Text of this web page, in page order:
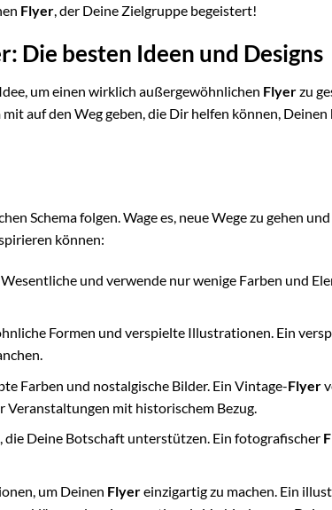
Flyer , der Deine Zielgruppe begeistert!
Die besten Ideen und Designs
um einen wirklich außergewöhnlichen Flyerzu
mit auf den Weg geben, die Dir helfen können, Deinen
Schema folgen. Wage es, neue Wege zu gehen
können:
und verwende nur wenige Farben und
Formen und verspielte Illustrationen. Ein
Farben und nostalgische Bilder. Ein Vintage-Flyer
mit historischem Bezug.
die Deine Botschaft unterstützen. Ein fotografischer
um Deinen Flyereinzigartig zu machen. Ein